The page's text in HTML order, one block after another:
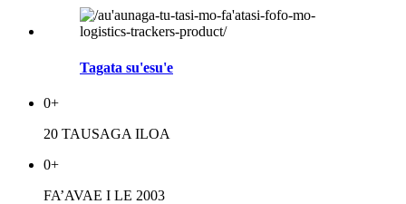
Tagata su'esu'e
0+
20 TAUSAGA ILOA
0+
FA’AVAE I LE 2003